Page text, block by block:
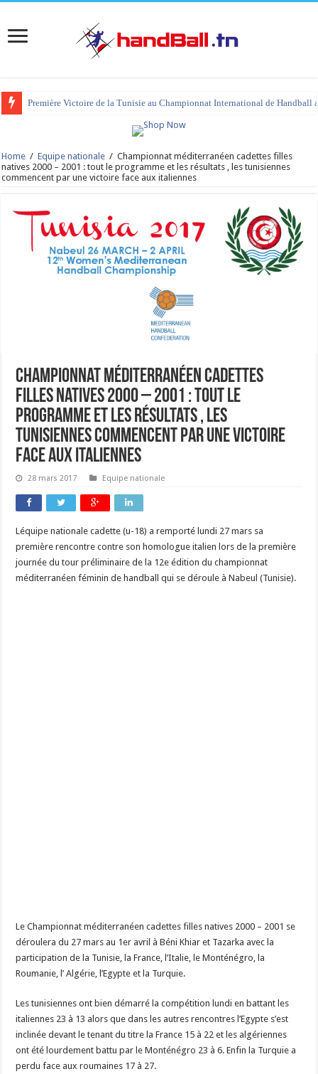
Première Victoire de la Tunisie au Championnat International de Handball
Home / Equipe nationale / Championnat méditerranéen cadettes filles
natives 2000 – 2001 : tout le programme et les résultats , les tunisiennes
commencent par une victoire face aux italiennes
Championnat méditerranéen cadettes
filles natives 2000 – 2001 : tout le
programme et les résultats , les
tunisiennes commencent par une victoire
face aux italiennes
28 mars 2017 Equipe nationale
Léquipe nationale cadette (u-18) a remporté lundi 27 mars sa
première rencontre contre son homologue italien lors de la première
journée du tour préliminaire de la 12e édition du championnat
méditerranéen féminin de handball qui se déroule à Nabeul (Tunisie).
Le Championnat méditerranéen cadettes filles natives 2000 – 2001 se
déroulera du 27 mars au 1er avril à Béni Khiar et Tazarka avec la
participation de la Tunisie, la France, l’Italie, le Monténégro, la
Roumanie, l’ Algérie, l’Egypte et la Turquie.
Les tunisiennes ont bien démarré la compétition lundi en battant les
italiennes 23 à 13 alors que dans les autres rencontres l’Egypte s’est
inclinée devant le tenant du titre la France 15 à 22 et les algériennes
ont été lourdement battu par le Monténégro 23 à 6. Enfin la Turquie a
perdu face aux roumaines 17 à 27.